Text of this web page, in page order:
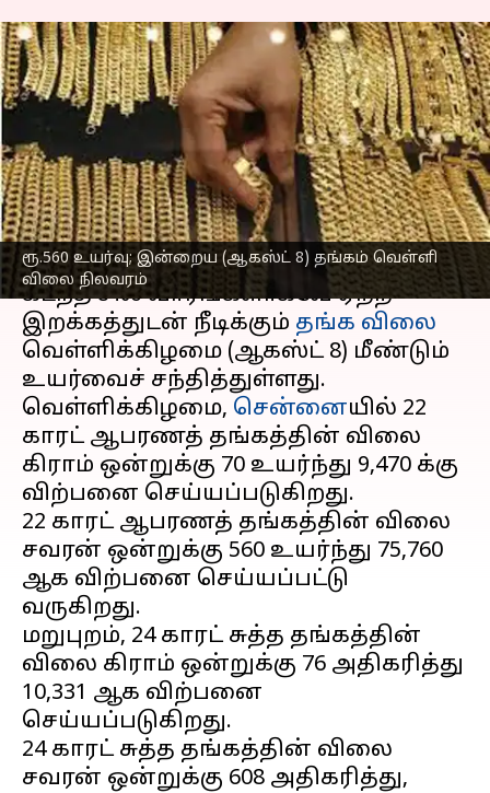
ரூ.560 உயர்வு; இன்றைய (ஆகஸ்ட் 8) தங்கம் வெள்ளி
விலை நிலவரம்
சவரனுக்கு ₹560 உயர்வு;
இன்றைய (ஆகஸ்ட் 8)
தங்கம் வெள்ளி விலை
நிலவரம்
எழுதியவர் Sekar Chinnappan Aug 08, 2025 10:17 am
செய்தி முன்னோட்டம்
கடந்த சில வாரங்களாகவே ஏற்ற
இறக்கத்துடன் நீடிக்கும் தங்க விலை
வெள்ளிக்கிழமை (ஆகஸ்ட் 8) மீண்டும்
உயர்வைச் சந்தித்துள்ளது.
வெள்ளிக்கிழமை, சென்னையில் 22
காரட் ஆபரணத் தங்கத்தின் விலை
கிராம் ஒன்றுக்கு ₹70 உயர்ந்து ₹9,470 க்கு
விற்பனை செய்யப்படுகிறது.
22 காரட் ஆபரணத் தங்கத்தின் விலை
சவரன் ஒன்றுக்கு ₹560 உயர்ந்து ₹75,760
ஆக விற்பனை செய்யப்பட்டு
வருகிறது.
மறுபுறம், 24 காரட் சுத்த தங்கத்தின்
விலை கிராம் ஒன்றுக்கு ₹76 அதிகரித்து
₹10,331 ஆக விற்பனை
செய்யப்படுகிறது.
24 காரட் சுத்த தங்கத்தின் விலை
சவரன் ஒன்றுக்கு ₹608 அதிகரித்து,